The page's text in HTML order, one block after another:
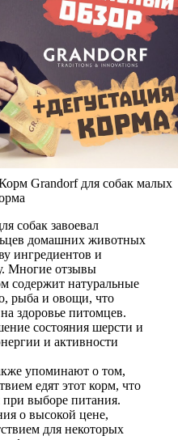
Grandorf для собак малых
собак завоевал
домашних животных
ингредиентов и
Многие отзывы
содержит натуральные
рыба и овощи, что
здоровье питомцев.
состояния шерсти и
и активности
упоминают о том,
едят этот корм, что
выборе питания.
о высокой цене,
для некоторых